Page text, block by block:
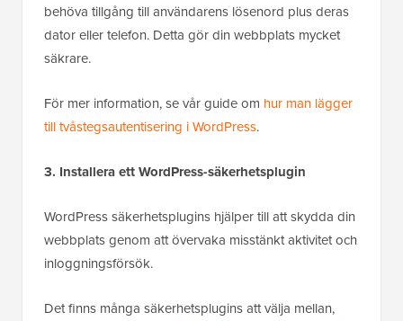
behöva tillgång till användarens lösenord plus deras
dator eller telefon. Detta gör din webbplats mycket
säkrare.
För mer information, se vår guide om hur man lägger
till tvåstegsautentisering i WordPress.
3. Installera ett WordPress-säkerhetsplugin
WordPress säkerhetsplugins hjälper till att skydda din
webbplats genom att övervaka misstänkt aktivitet och
inloggningsförsök.
Det finns många säkerhetsplugins att välja mellan,